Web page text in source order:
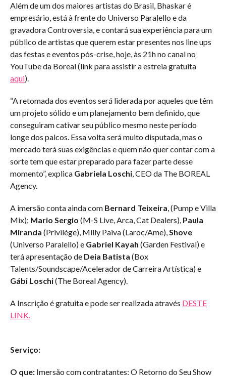
Além de um dos maiores artistas do Brasil, Bhaskar é
empresário, está à frente do Universo Paralello e da
gravadora Controversia, e contará sua experiência para um
público de artistas que querem estar presentes nos line ups
das festas e eventos pós-crise, hoje, às 21h no canal no
YouTube da Boreal (link para assistir a estreia gratuita
aqui).
“A retomada dos eventos será liderada por aqueles que têm
um projeto sólido e um planejamento bem definido, que
conseguiram cativar seu público mesmo neste período
longe dos palcos. Essa volta será muito disputada, mas o
mercado terá suas exigências e quem não quer contar com a
sorte tem que estar preparado para fazer parte desse
momento”, explica Gabriela Loschi, CEO da The BOREAL
Agency.
A imersão conta ainda com Bernard Teixeira, (Pump e Villa
Mix); Mario Sergio (M-S Live, Arca, Cat Dealers), Paula
Miranda (Privilège), Milly Paiva (Laroc/Ame),Shove
(Universo Paralello) e Gabriel Kayah (Garden Festival) e
terá apresentação de Deia Batista (Box
Talents/Soundscape/Acelerador de Carreira Artística) e
Gábi Loschi(The Boreal Agency).
A Inscrição é gratuita e pode ser realizada através DESTE
LINK.
Serviço:
O que: Imersão com contratantes: O Retorno do Seu Show